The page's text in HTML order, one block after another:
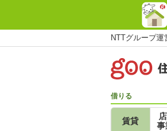
NTTグループ
借りる
賃貸
事